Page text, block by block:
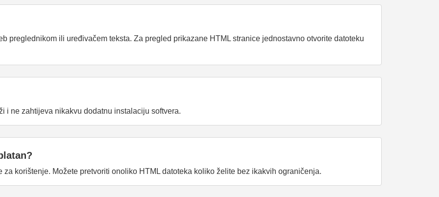
preglednikom ili uređivačem teksta. Za pregled prikazane HTML stranice jednostavno otvorite datoteku
i ne zahtijeva nikakvu dodatnu instalaciju softvera.
za korištenje. Možete pretvoriti onoliko HTML datoteka koliko želite bez ikakvih ograničenja.